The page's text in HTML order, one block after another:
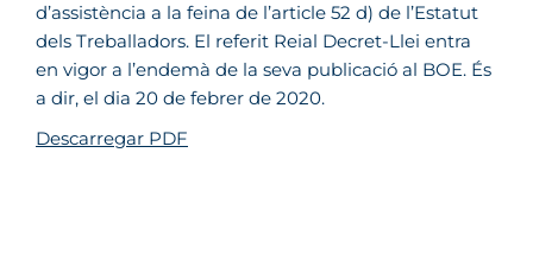
d’assistència a la feina de l’article 52 d) de l’Estatut
dels Treballadors. El referit Reial Decret-Llei entra
en vigor a l’endemà de la seva publicació al BOE. És
a dir, el dia 20 de febrer de 2020.
Descarregar PDF